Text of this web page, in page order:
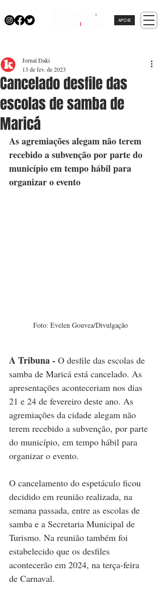
APOIE
Cancelado desfile das
escolas de samba de
Maricá
Jornal Daki
13 de fev. de 2023
As agremiações alegam não terem
recebido a subvenção por parte do
município em tempo hábil para
organizar o evento
Foto: Evelen Gouvea/Divulgação
A Tribuna - O desfile das escolas de
samba de Maricá está cancelado. As
apresentações aconteceriam nos dias
21 e 24 de fevereiro deste ano. As
agremiações da cidade alegam não
terem recebido a subvenção, por parte
do município, em tempo hábil para
organizar o evento.
O cancelamento do espetáculo ficou
decidido em reunião realizada, na
semana passada, entre as escolas de
samba e a Secretaria Municipal de
Turismo. Na reunião também foi
estabelecido que os desfiles
acontecerão em 2024, na terça-feira
de Carnaval.